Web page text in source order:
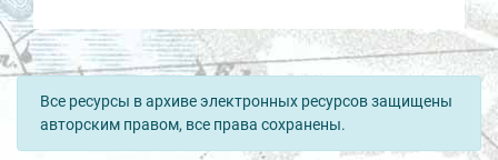
Все ресурсы в архиве электронных ресурсов защищены
авторским правом, все права сохранены.